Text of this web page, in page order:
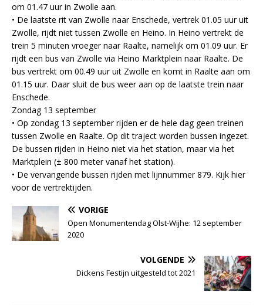
om 01.47 uur in Zwolle aan.
• De laatste rit van Zwolle naar Enschede, vertrek 01.05 uur uit
Zwolle, rijdt niet tussen Zwolle en Heino. In Heino vertrekt de
trein 5 minuten vroeger naar Raalte, namelijk om 01.09 uur. Er
rijdt een bus van Zwolle via Heino Marktplein naar Raalte. De
bus vertrekt om 00.49 uur uit Zwolle en komt in Raalte aan om
01.15 uur. Daar sluit de bus weer aan op de laatste trein naar
Enschede.
Zondag 13 september
• Op zondag 13 september rijden er de hele dag geen treinen
tussen Zwolle en Raalte. Op dit traject worden bussen ingezet.
De bussen rijden in Heino niet via het station, maar via het
Marktplein (± 800 meter vanaf het station).
• De vervangende bussen rijden met lijnnummer 879. Kijk hier
voor de vertrektijden.
VORIGE
Open Monumentendag Olst-Wijhe: 12 september
2020
VOLGENDE
Dickens Festijn uitgesteld tot 2021